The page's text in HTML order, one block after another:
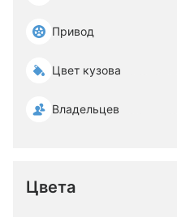
Привод
Цвет кузова
Владельцев
Цвета